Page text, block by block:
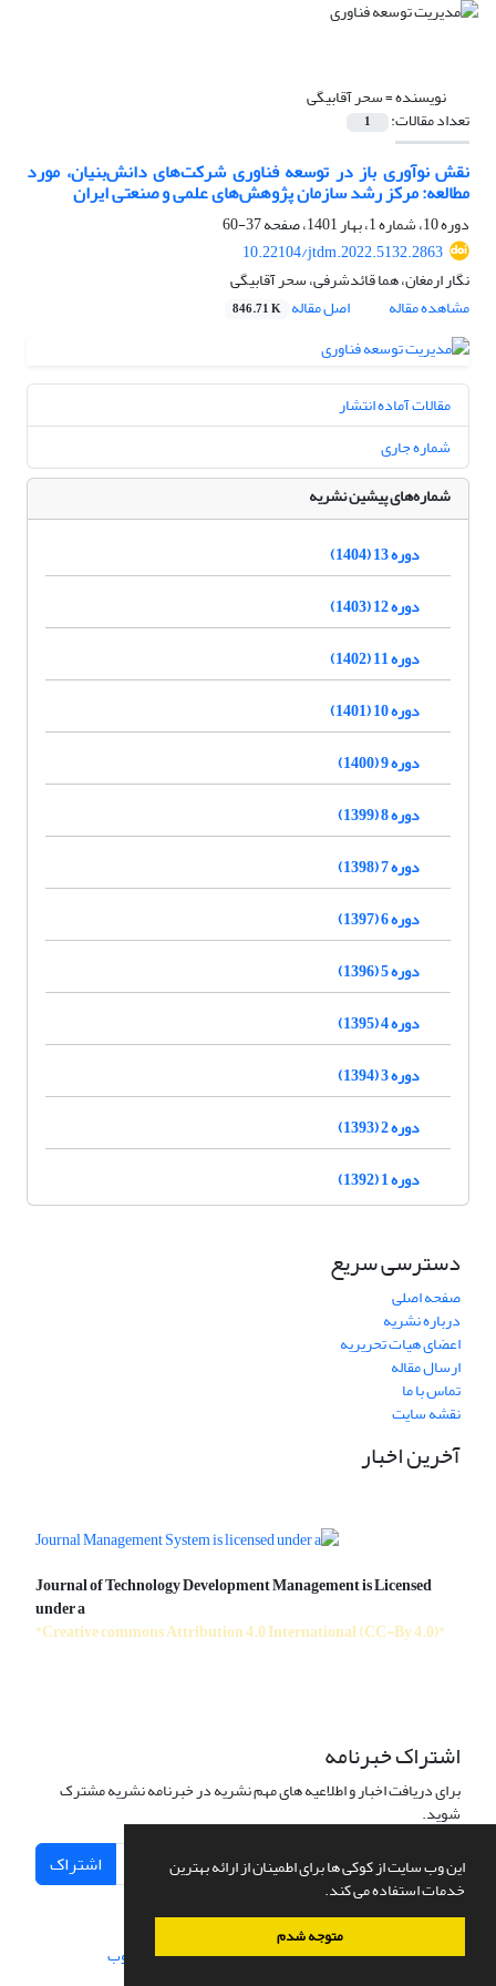
این وب سایت از کوکی ها برای اطمینان از ارائه بهترین
خدمات استفاده می کند.
متوجه شدم
نویسنده =سحر آقابیگی
تعداد مقالات: 1
نقش نوآوری باز در توسعه فناوری شرکت‌های دانش‌بنیان، مورد
مطالعه: مرکز رشد سازمان پژوهش‌های علمی و صنعتی ایران
دوره 10، شماره 1، بهار 1401، صفحه
37-60
10.22104/jtdm.2022.5132.2863
نگار ارمغان، هما قائدشرفی، سحر آقابیگی
مشاهده مقاله
اصل مقاله 846.71 K
مقالات آماده انتشار
شماره جاری
شماره‌های پیشین نشریه
دوره 13 (1404)
دوره 12 (1403)
دوره 11 (1402)
دوره 10 (1401)
دوره 9 (1400)
دوره 8 (1399)
دوره 7 (1398)
دوره 6 (1397)
دوره 5 (1396)
دوره 4 (1395)
دوره 3 (1394)
دوره 2 (1393)
دوره 1 (1392)
دسترسی سریع
صفحه اصلی
درباره نشریه
اعضای هیات تحریریه
ارسال مقاله
تماس با ما
نقشه سایت
آخرین اخبار
Journal of Technology Development Management is Licensed
under a
"Creative commons Attribution 4.0 International (CC-By 4.0)"
اشتراک خبرنامه
برای دریافت اخبار و اطلاعیه های مهم نشریه در خبرنامه نشریه مشترک
شوید.
اشتراک
سامانه مدیریت نشریات علمی.طراحی و پیاده سازی از سیناوب